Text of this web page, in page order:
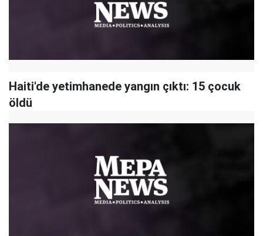
Haiti'de yetimhanede yangın çıktı: 15 çocuk
öldü